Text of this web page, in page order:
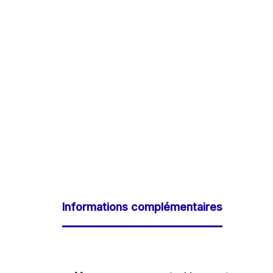
Informations complémentaires